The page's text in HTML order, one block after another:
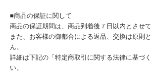
■商品の保証に関して
商品の保証期間は、商品到着後７日以内とさせて
また、お客様の御都合による返品、交換は原則
ん。
詳細は下記の「特定商取引に関する法律に基づ
い。